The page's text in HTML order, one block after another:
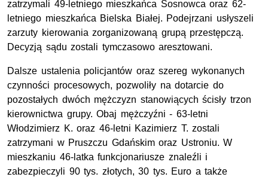
zatrzymali 49-letniego mieszkańca Sosnowca oraz 62-
letniego mieszkańca Bielska Białej. Podejrzani usłyszeli
zarzuty kierowania zorganizowaną grupą przestępczą.
Decyzją sądu zostali tymczasowo aresztowani.
Dalsze ustalenia policjantów oraz szereg wykonanych
czynności procesowych, pozwoliły na dotarcie do
pozostałych dwóch mężczyzn stanowiących ścisły trzon
kierownictwa grupy. Obaj mężczyźni - 63-letni
Włodzimierz K. oraz 46-letni Kazimierz T. zostali
zatrzymani w Pruszczu Gdańskim oraz Ustroniu. W
mieszkaniu 46-latka funkcjonariusze znaleźli i
zabezpieczyli 90 tys. złotych, 30 tys. Euro a także